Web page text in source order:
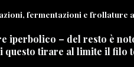
fermentazioni e frollature
iperbolico – del resto è
questo tirare al limite il filo